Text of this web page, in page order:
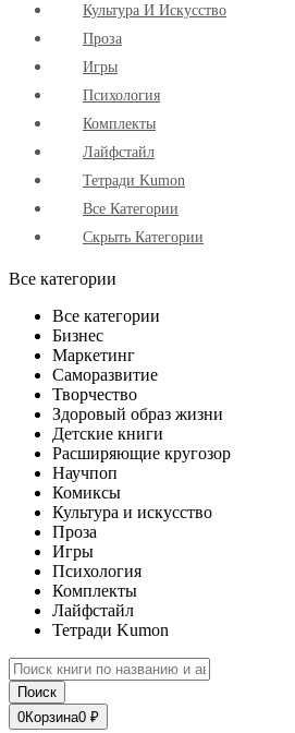
Культура И Искусство
Проза
Игры
Психология
Комплекты
Лайфстайл
Тетради Kumon
Все Категории
Скрыть Категории
Все категории
Все категории
Бизнес
Маркетинг
Саморазвитие
Творчество
Здоровый образ жизни
Детские книги
Расширяющие кругозор
Научпоп
Комиксы
Культура и искусство
Проза
Игры
Психология
Комплекты
Лайфстайл
Тетради Kumon
Поиск
0Корзина0 ₽